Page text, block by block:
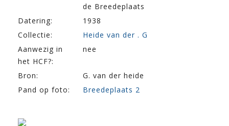
de Breedeplaats
Datering:
1938
Collectie:
Heide van der . G
Aanwezig in
het HCF?:
nee
Bron:
G. van der heide
Pand op foto:
Breedeplaats 2